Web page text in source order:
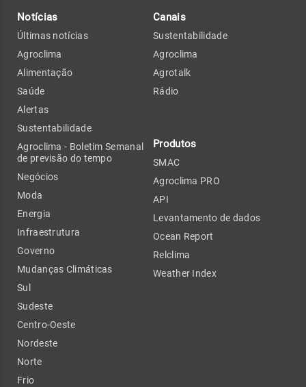
Notícias
Últimas notícias
Agroclima
Alimentação
Saúde
Alertas
Sustentabilidade
Agroclima - Boletim Semanal
de previsão do tempo
Negócios
Moda
Energia
Infraestrutura
Governo
Mudanças Climáticas
Sul
Sudeste
Centro-Oeste
Nordeste
Norte
Frio
Canais
Sustentabilidade
Agroclima
Agrotalk
Rádio
Produtos
SMAC
Agroclima PRO
API
Levantamento de dados
Ocean Report
Relclima
Weather Index